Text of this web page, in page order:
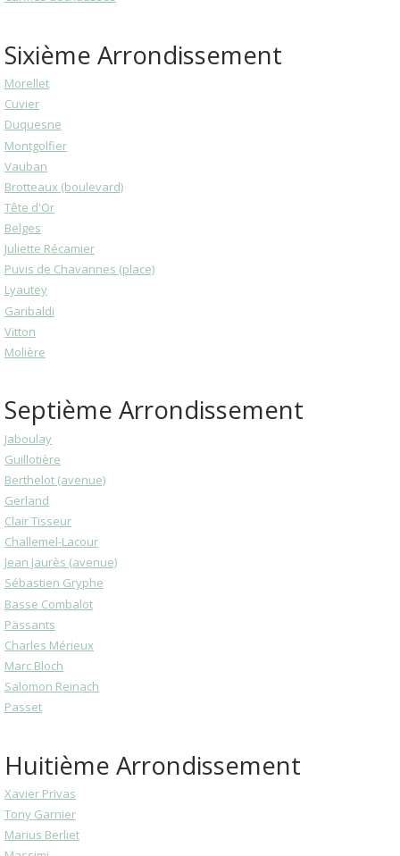
Sixième Arrondissement
Morellet
Cuvier
Duquesne
Montgolfier
Vauban
Brotteaux (boulevard)
Tête d'Or
Belges
Juliette Récamier
Puvis de Chavannes (place)
Lyautey
Garibaldi
Vitton
Molière
Septième Arrondissement
Jaboulay
Guillotière
Berthelot (avenue)
Gerland
Clair Tisseur
Challemel-Lacour
Jean Jaurès (avenue)
Sébastien Gryphe
Basse Combalot
Pässants
Charles Mérieux
Marc Bloch
Salomon Reinach
Passet
Huitième Arrondissement
Xavier Privas
Tony Garnier
Marius Berliet